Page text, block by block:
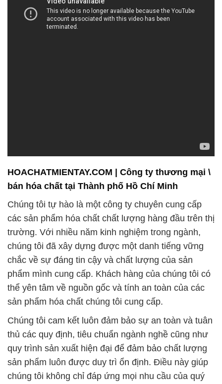
HOACHATMIENTAY.COM | Công ty thương mại \
bán hóa chất tại Thành phố Hồ Chí Minh
Chúng tôi tự hào là một công ty chuyên cung cấp
các sản phẩm hóa chất chất lượng hàng đầu trên thị
trường. Với nhiều năm kinh nghiệm trong ngành,
chúng tôi đã xây dựng được một danh tiếng vững
chắc về sự đáng tin cậy và chất lượng của sản
phẩm mình cung cấp. Khách hàng của chúng tôi có
thể yên tâm về nguồn gốc và tính an toàn của các
sản phẩm hóa chất chúng tôi cung cấp.
Chúng tôi cam kết luôn đảm bảo sự an toàn và tuân
thủ các quy định, tiêu chuẩn ngành nghề cũng như
quy trình sản xuất hiện đại để đảm bảo chất lượng
sản phẩm luôn được duy trì ổn định. Điều này giúp
chúng tôi không chỉ đáp ứng mọi nhu cầu của quý